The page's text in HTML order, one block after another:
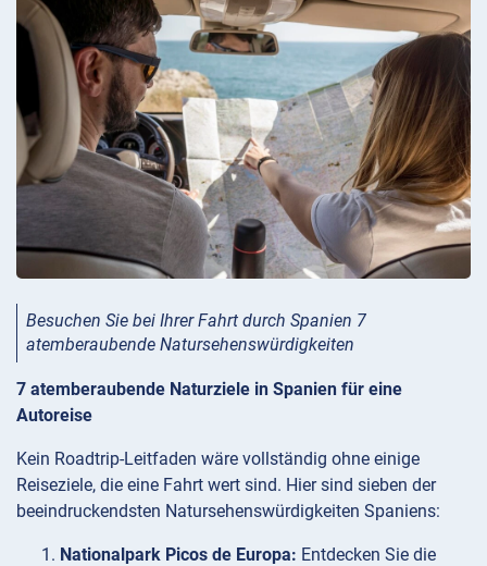
Besuchen Sie bei Ihrer Fahrt durch Spanien 7
atemberaubende Natursehenswürdigkeiten
7 atemberaubende Naturziele in Spanien für eine
Autoreise
Kein Roadtrip-Leitfaden wäre vollständig ohne einige
Reiseziele, die eine Fahrt wert sind. Hier sind sieben der
beeindruckendsten Natursehenswürdigkeiten Spaniens:
Nationalpark Picos de Europa: Entdecken Sie die